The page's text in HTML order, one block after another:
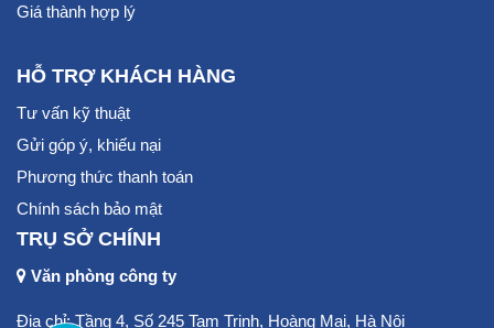
Giá thành hợp lý
HỖ TRỢ KHÁCH HÀNG
Tư vấn kỹ thuật
Gửi góp ý, khiếu nại
Phương thức thanh toán
Chính sách bảo mật
TRỤ SỞ CHÍNH
Văn phòng công ty
Địa chỉ: Tầng 4, Số 245 Tam Trinh, Hoàng Mai, Hà Nội